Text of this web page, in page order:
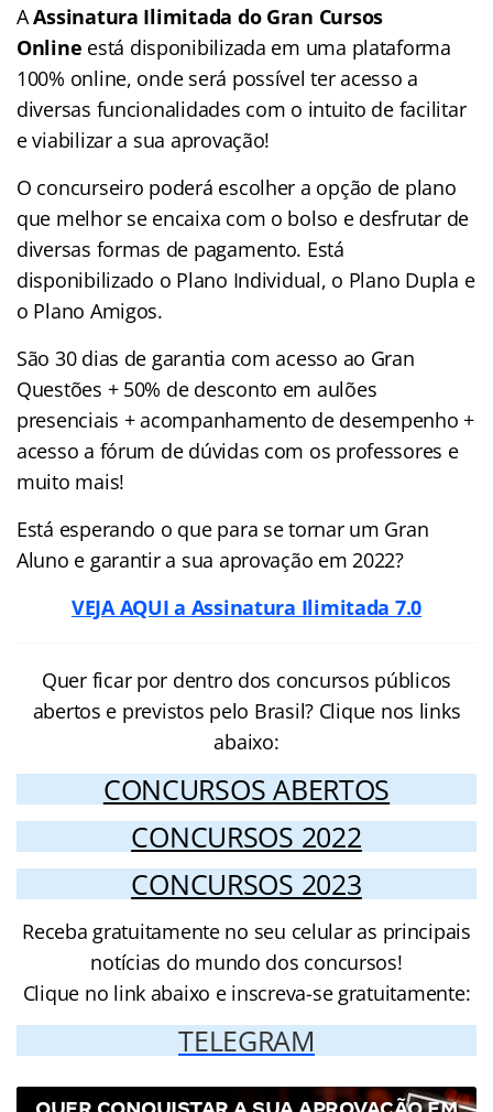
AAssinatura Ilimitada do Gran Cursos
Online está disponibilizada em uma plataforma
100% online, onde será possível ter acesso a
diversas funcionalidades com o intuito de facilitar
e viabilizar a sua aprovação!
O concurseiro poderá escolher a opção de plano
que melhor se encaixa com o bolso e desfrutar de
diversas formas de pagamento. Está
disponibilizado o Plano Individual, o Plano Dupla e
o Plano Amigos.
São 30 dias de garantia com acesso ao Gran
Questões + 50% de desconto em aulões
presenciais + acompanhamento de desempenho +
acesso a fórum de dúvidas com os professores e
muito mais!
Está esperando o que para se tornar um Gran
Aluno e garantir a sua aprovação em 2022?
VEJA AQUI a Assinatura Ilimitada 7.0
Quer ficar por dentro dos concursos públicos
abertos e previstos pelo Brasil? Clique nos links
abaixo:
CONCURSOS ABERTOS
CONCURSOS 2022
CONCURSOS 2023
Receba gratuitamente no seu celular as principais
notícias do mundo dos concursos!
Clique no link abaixo e inscreva-se gratuitamente:
TELEGRAM